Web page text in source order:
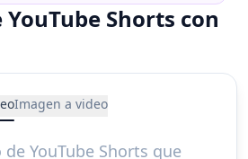
Shorts con
Imagen a video